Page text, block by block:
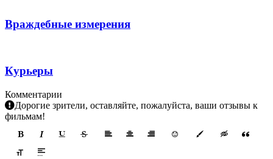
Враждебные измерения
Курьеры
Комментарии
Дорогие зрители, оставляйте, пожалуйста, ваши отзывы к
фильмам!